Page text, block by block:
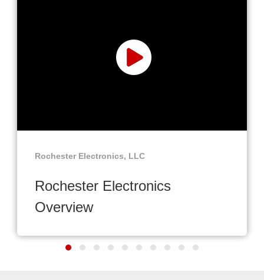
Rochester Electronics, LLC
Rochester Electronics
Overview